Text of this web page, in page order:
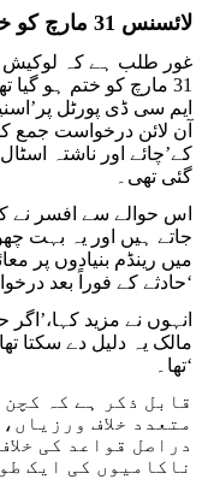
لائسنس 31 مارچ کو ختم ہو گیا تھا
غور طلب ہے کہ لوکیش
31 مارچ کو ختم ہو گیا
ایم سی ڈی پورٹل
آن لائن درخواست جمع
کے’چائے اور ناشتہ
گئی تھی۔
اس حوالے سے افسر نے
جاتے ہیں اور یہ بہت
میں رینڈم بنیادوں پر
حادثے کے فوراً بعد درخواست کوخارج کر دیا گیا۔‘
انہوں نے مزید
مالک یہ دلیل دے سکتا
تھا۔‘
قابل ذکر ہے کہ
متعدد خلاف
دراصل قواعد کی
ناکامیوں کی ایک